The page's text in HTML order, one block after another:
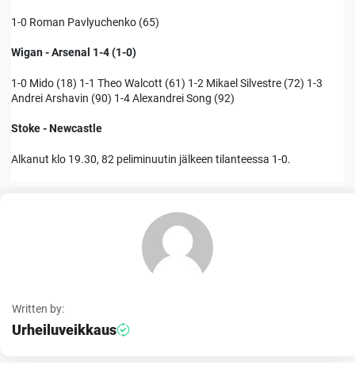
1-0 Roman Pavlyuchenko (65)
Wigan - Arsenal 1-4 (1-0)
1-0 Mido (18) 1-1 Theo Walcott (61) 1-2 Mikael Silvestre (72) 1-3
Andrei Arshavin (90) 1-4 Alexandrei Song (92)
Stoke - Newcastle
Alkanut klo 19.30, 82 peliminuutin jälkeen tilanteessa 1-0.
Written by:
Urheiluveikkaus